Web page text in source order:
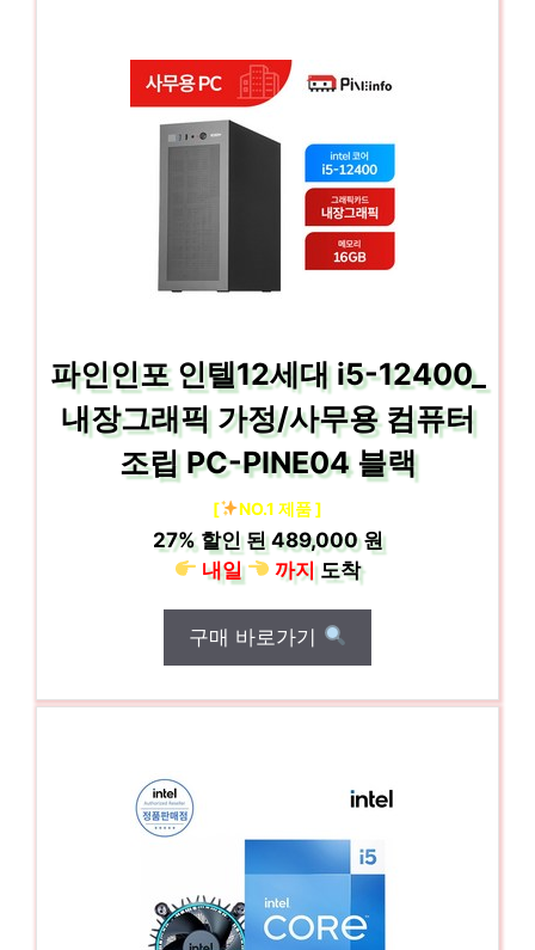
파인인포 인텔12세대 i5-12400_
내장그래픽 가정/사무용 컴퓨터
조립 PC-PINE04 블랙
[ NO.1 제품 ]
27%할인 된489,000 원
내일
까지도착
구매 바로가기